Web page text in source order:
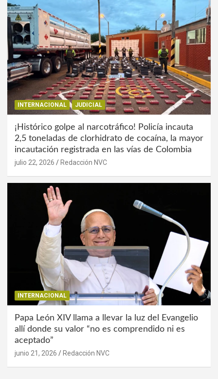
INTERNACIONAL JUDICIAL
¡Histórico golpe al narcotráfico! Policía incauta
2,5 toneladas de clorhidrato de cocaína, la mayor
incautación registrada en las vías de Colombia
julio 22, 2026 Redacción NVC
INTERNACIONAL
Papa León XIV llama a llevar la luz del Evangelio
allí donde su valor “no es comprendido ni es
aceptado”
junio 21, 2026 Redacción NVC